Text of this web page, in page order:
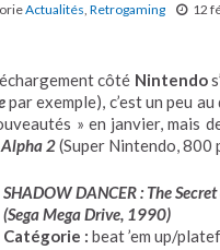
Actualités, Retrogaming 12
côté Nintendo
par exemple), c’est un peu
» en janvier, mais
2(Super Nintendo, 800
SHADOW DANCER : The
(Sega Mega Drive, 1990)
Catégorie : beat ’em up/